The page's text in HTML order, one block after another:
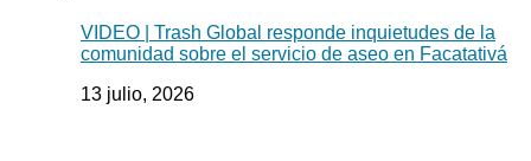
VIDEO | Trash Global responde inquietudes de la
comunidad sobre el servicio de aseo en Facatativá
13 julio, 2026